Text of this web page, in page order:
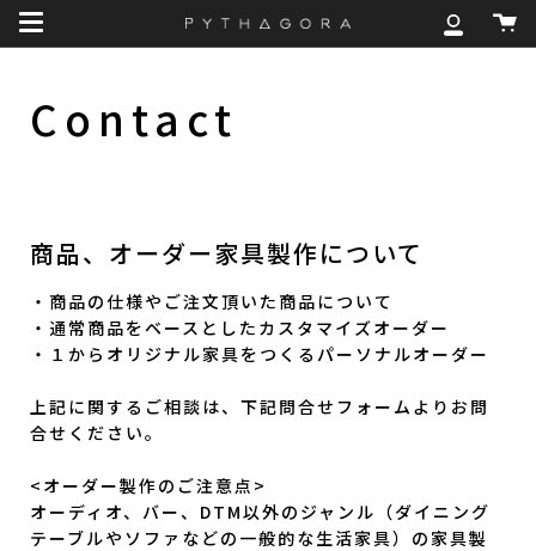
Skip
content
マ
カ
ー
Contact
商品、オーダー家具製作について
・商品の仕様やご注文頂いた商品について
・通常商品をベースとしたカスタマイズオーダー
・１からオリジナル家具をつくるパーソナルオーダー
上記に関するご相談は、下記問合せフォームよりお問
合せください。
<オーダー製作のご注意点>
オーディオ、バー、DTM以外のジャンル（ダイニング
テーブルやソファなどの一般的な生活家具）の家具製